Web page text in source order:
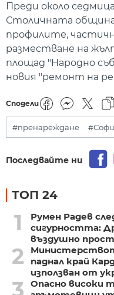
Преди около
Столичната община
профилите,
разместване на
площад "Народно
новия "ремонт на
Сподели
#пренареждане
Последвайте ни
ТОП 24
1
Румен Радев
сигурността:
въздушно
2
паднал край
използван от
3
Опасно високи